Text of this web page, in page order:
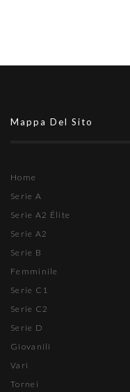
Mappa Del Sito
Home
Serie A
Serie A2 Élite
Serie A2
Serie B
Femminile
Serie C1
Serie C2
Serie D
Giovanili
Vari
Tornei